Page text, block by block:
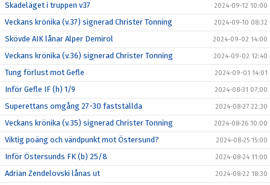
Skadeläget i truppen v37 2024-09-12 10:00
Veckans krönika (v.37) signerad Christer Tonning 2024-09-10 08:32
Skövde AIK lånar Alper Demirol 2024-09-02 14:00
Veckans krönika (v.36) signerad Christer Tonning 2024-09-02 12:40
Tung förlust mot Gefle 2024-09-01 14:01
Inför Gefle IF (h) 1/9 2024-08-31 07:00
Superettans omgång 27-30 fastställda 2024-08-27 22:30
Veckans krönika (v.35) signerad Christer Tonning 2024-08-26 10:00
Viktig poäng och vändpunkt mot Östersund? 2024-08-25 15:00
Inför Östersunds FK (b) 25/8 2024-08-24 11:00
Adrian Zendelovski lånas ut 2024-08-22 18:30